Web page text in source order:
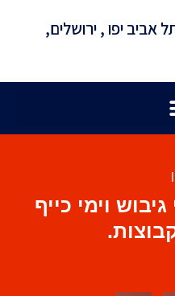
אביב יפו , ירושלים,
וימי כייף